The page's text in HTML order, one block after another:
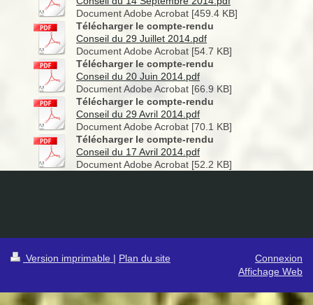
Document Adobe Acrobat [459.4 KB]
Télécharger le compte-rendu
Conseil du 29 Juillet 2014.pdf
Document Adobe Acrobat [54.7 KB]
Télécharger le compte-rendu
Conseil du 20 Juin 2014.pdf
Document Adobe Acrobat [66.9 KB]
Télécharger le compte-rendu
Conseil du 29 Avril 2014.pdf
Document Adobe Acrobat [70.1 KB]
Télécharger le compte-rendu
Conseil du 17 Avril 2014.pdf
Document Adobe Acrobat [52.2 KB]
Version imprimable | Plan du site
Connexion
Affichage Web